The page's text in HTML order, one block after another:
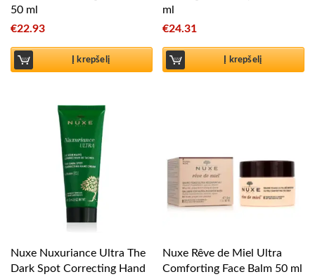
50 ml
€22.93
Į krepšelį
ml
€24.31
Į krepšelį
Nuxe Nuxuriance Ultra The
Dark Spot Correcting Hand
Nuxe Rêve de Miel Ultra
Comforting Face Balm 50 ml